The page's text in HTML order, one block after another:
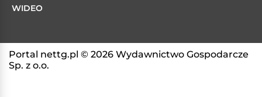
WIDEO
Portal nettg.pl © 2026 Wydawnictwo Gospodarcze
Sp. z o.o.